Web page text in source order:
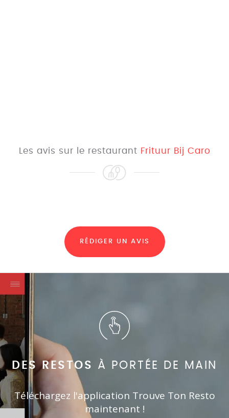
Les avis sur le restaurant Frituur Bij Caro
RÉDIGER UN AVIS
DES RESTOS À PORTÉE DE MAIN
Téléchargez l'application Trouve Ton Resto
maintenant !